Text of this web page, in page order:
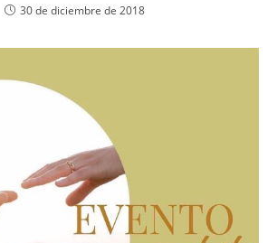
30 de diciembre de 2018